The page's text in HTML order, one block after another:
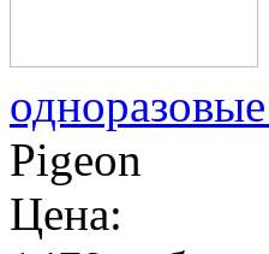
Pigeon
Цена: